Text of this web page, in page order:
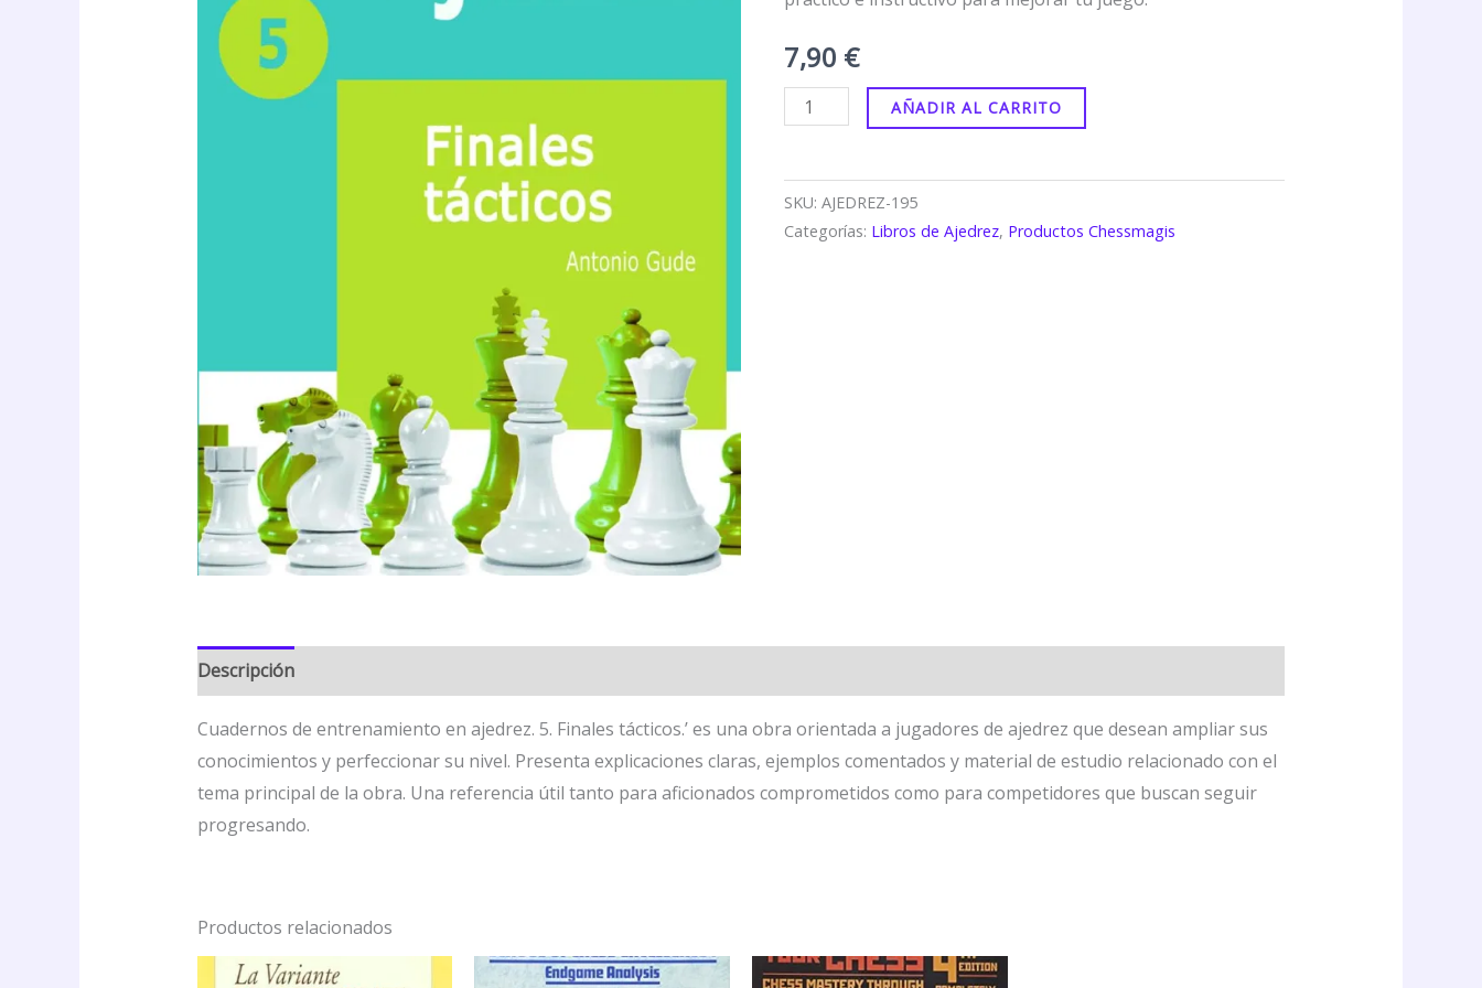
7,90 €
cantidad
AÑADIR AL CARRITO
SKU:AJEDREZ-195
Categorías: Libros de Ajedrez, Productos Chessmagis
Descripción
Cuadernos de entrenamiento en ajedrez. 5. Finales tácticos.’ es una obra orientada a jugadores de ajedrez que desean ampliar sus
conocimientos y perfeccionar su nivel. Presenta explicaciones claras, ejemplos comentados y material de estudio relacionado con el
tema principal de la obra. Una referencia útil tanto para aficionados comprometidos como para competidores que buscan seguir
progresando.
Productos relacionados